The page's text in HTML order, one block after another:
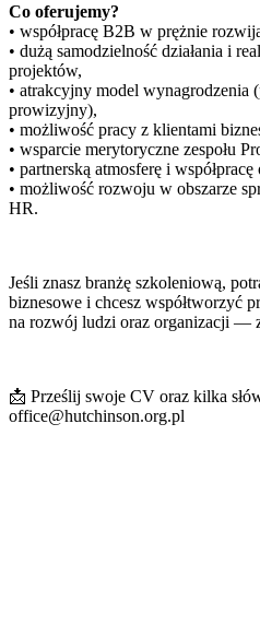
Co oferujemy?
• współpracę B2B w prężnie
• dużą samodzielność działania i
projektów,
• atrakcyjny model wynagrodzenia
prowizyjny),
• możliwość pracy z klientami
• wsparcie merytoryczne zespołu
• partnerską atmosferę i
• możliwość rozwoju w obszarze
HR.
Jeśli znasz branżę szkoleniową,
biznesowe i chcesz współtworzyć
na rozwój ludzi oraz organizacji —
📩 Prześlij swoje CV oraz kilka
office@hutchinson.org.pl